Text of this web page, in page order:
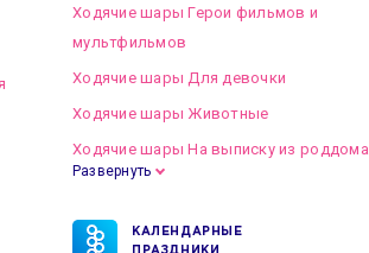
Ходячие шары Герои фильмов и
мультфильмов
Ходячие шары Для девочки
Ходячие шары Животные
Ходячие шары На выписку из роддома
Развернуть
КАЛЕНДАРНЫЕ